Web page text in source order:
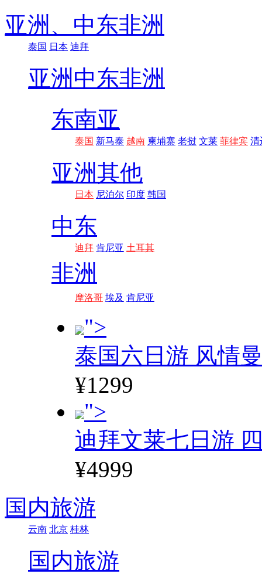
亚洲、 中东非洲
泰国 日本 迪拜
亚洲 中东非洲
东南亚
泰国 新马泰 越南 柬埔寨 老挝 文莱 菲律宾 清
亚洲其他
日本 尼泊尔 印度 韩国
中东
迪拜 肯尼亚 土耳其
非洲
摩洛哥 埃及 肯尼亚
">
泰国六日游 风情
¥1299
">
迪拜文莱七日游
¥4999
国内旅游
云南 北京 桂林
国内旅游